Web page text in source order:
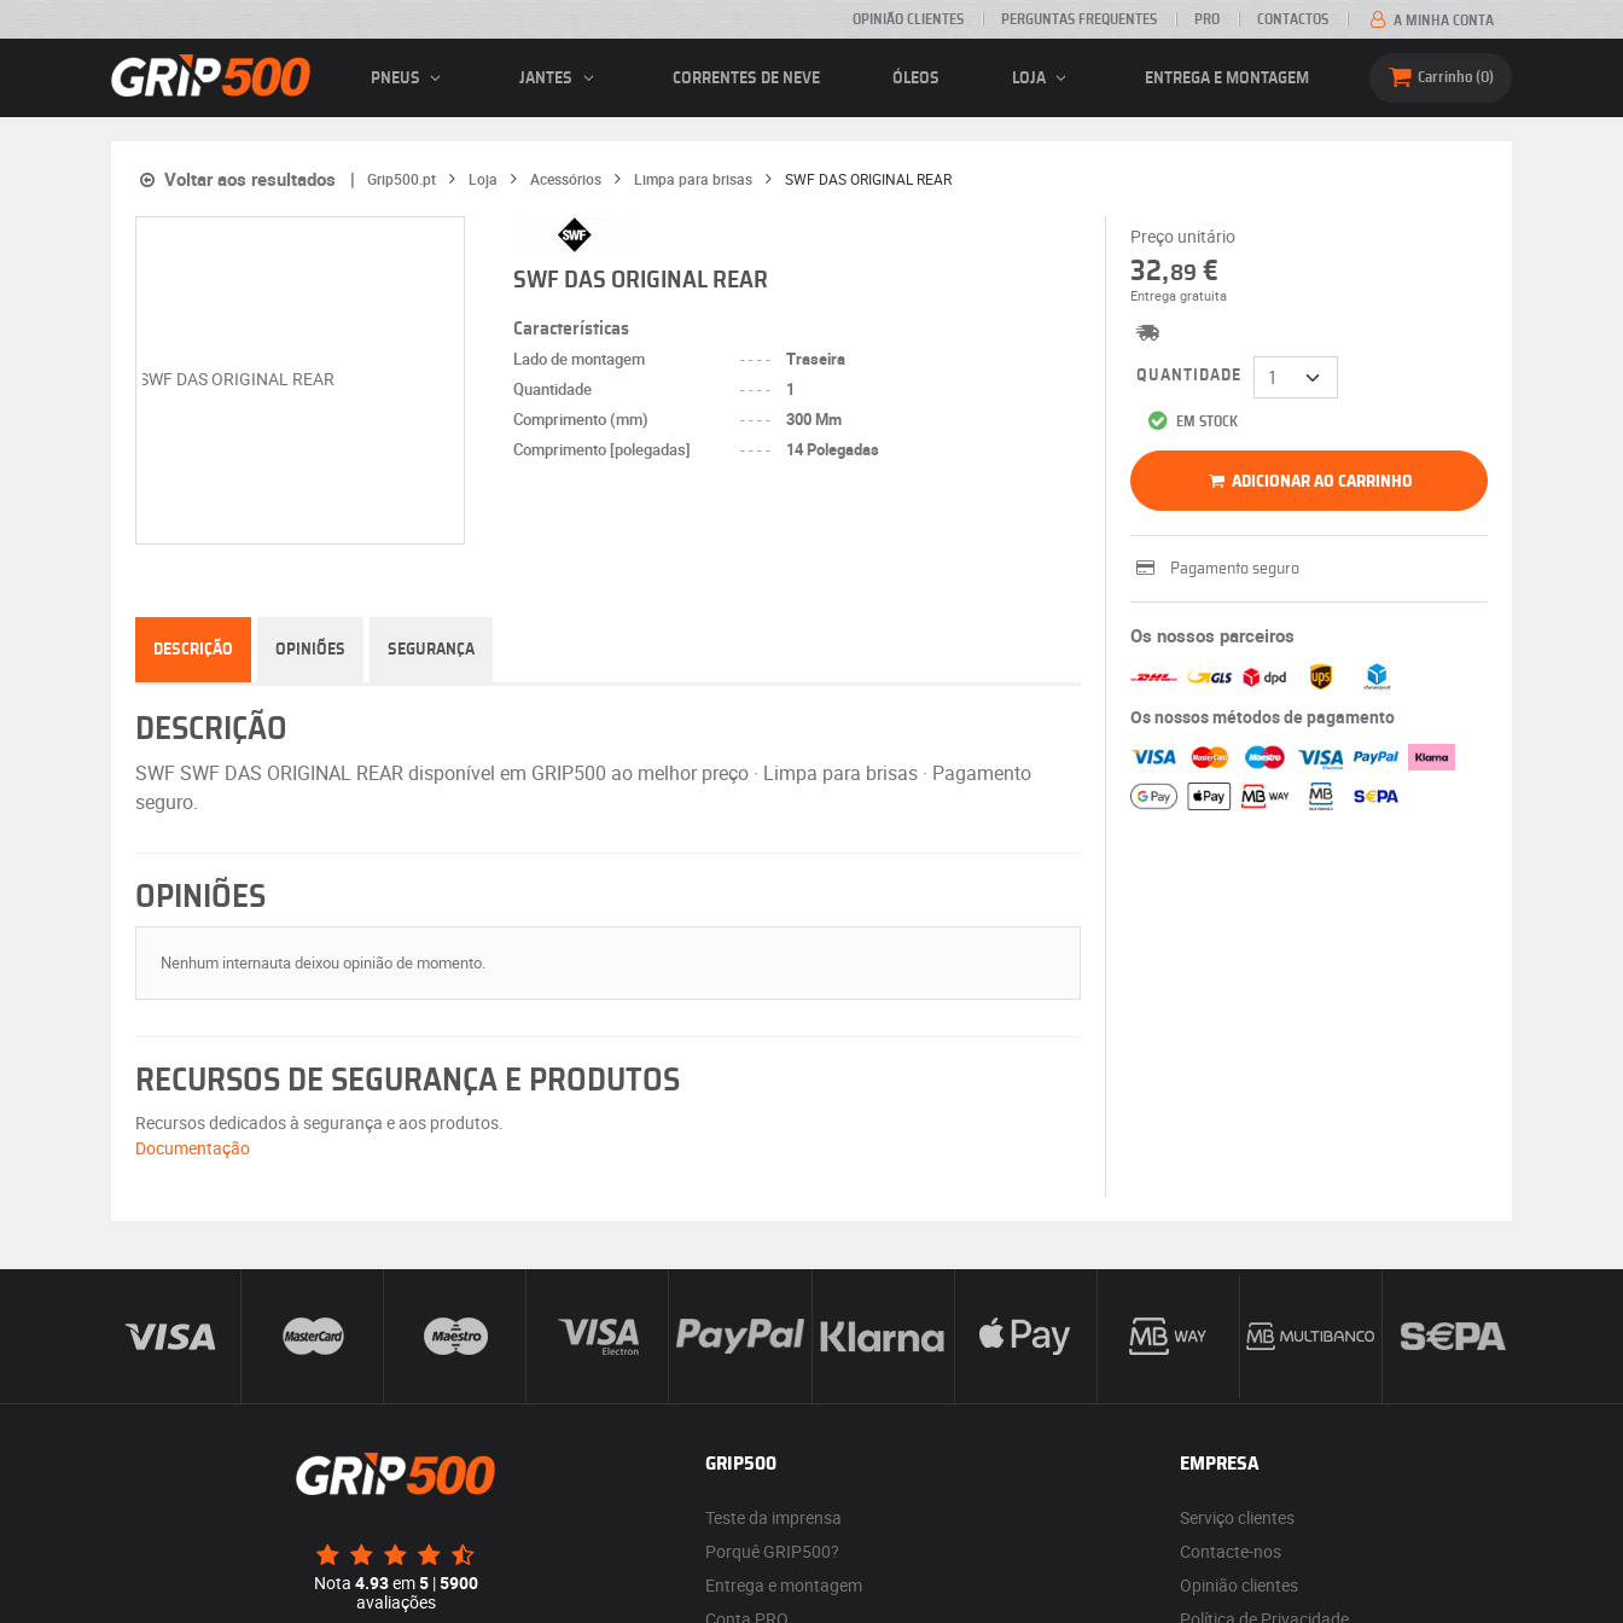
OPINIÃO CLIENTES PERGUNTAS FREQUENTES PRO CONTACTOS A MINHA CONTA
PNEUS JANTES CORRENTES DE NEVE ÓLEOS LOJA ENTREGA E MONTAGEM Carrinho 0
Voltar aos resultados Grip500.pt Loja Acessórios Limpa para brisas SWF DAS ORIGINAL REAR
SWF DAS ORIGINAL REAR
Características
Lado de montagem ----
Traseira
Quantidade
----
1
Comprimento (mm)
----
300 Mm
Comprimento [polegadas]
---- 14 Polegadas
Preço unitário
32,89 €
Entrega gratuita
EM STOCK
QUANTIDADE
ADICIONAR AO CARRINHO
Pagamento seguro
Os nossos parceiros
Os nossos métodos de pagamento
DESCRIÇÃO OPINIÕES SEGURANÇA
DESCRIÇÃO
SWF SWF DAS ORIGINAL REAR disponível em GRIP500 ao melhor preço · Limpa para brisas · Pagamento
seguro.
OPINIÕES
Nenhum internauta deixou opinião de momento.
RECURSOS DE SEGURANÇA E PRODUTOS
Recursos dedicados à segurança e aos produtos.
Documentação
Nota 4.93em5|5900
avaliações
GRIP500
Teste da imprensa
Porquê GRIP500?
Entrega e montagem
EMPRESA
Serviço clientes
Contacte-nos
Opinião clientes